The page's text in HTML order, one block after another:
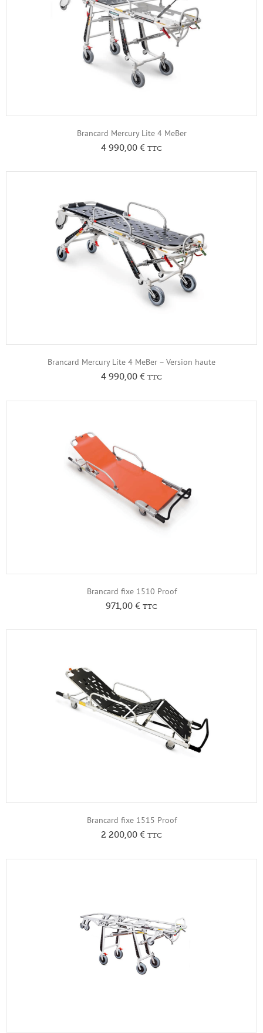
Brancard Mercury Lite 4 MeBer
4 990,00 € TTC
Brancard Mercury Lite 4 MeBer – Version haute
4 990,00 € TTC
Brancard fixe 1510 Proof
971,00 € TTC
Brancard fixe 1515 Proof
2 200,00 € TTC